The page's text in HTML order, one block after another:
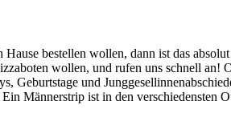
bestellen wollen, dann ist das
wollen, und rufen uns schnell an!
Geburtstage und
Männerstrip ist in den verschiedensten